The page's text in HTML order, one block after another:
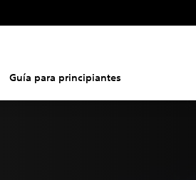
Guía para principiantes